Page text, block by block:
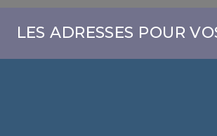
LES ADRESSES POUR